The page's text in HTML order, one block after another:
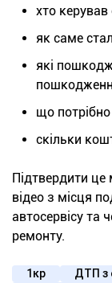
хто
як саме
які
що
скільки
Підтвердити це
відео з місця
автосервісу та
ремонту.
1кр
ДТП з